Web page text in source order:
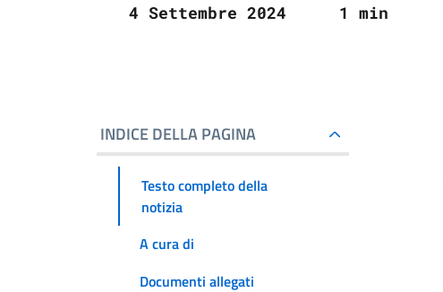
4 Settembre 2024 1 min
INDICE DELLA PAGINA
Testo completo della
notizia
A cura di
Documenti allegati